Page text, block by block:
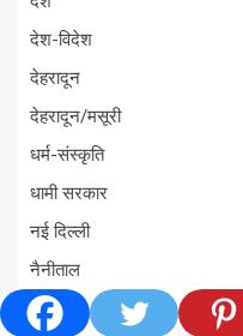
देश-विदेश
देहरादून
देहरादून/मसूरी
धर्म-संस्कृति
धामी सरकार
नई दिल्ली
नैनीताल
न्यूज़